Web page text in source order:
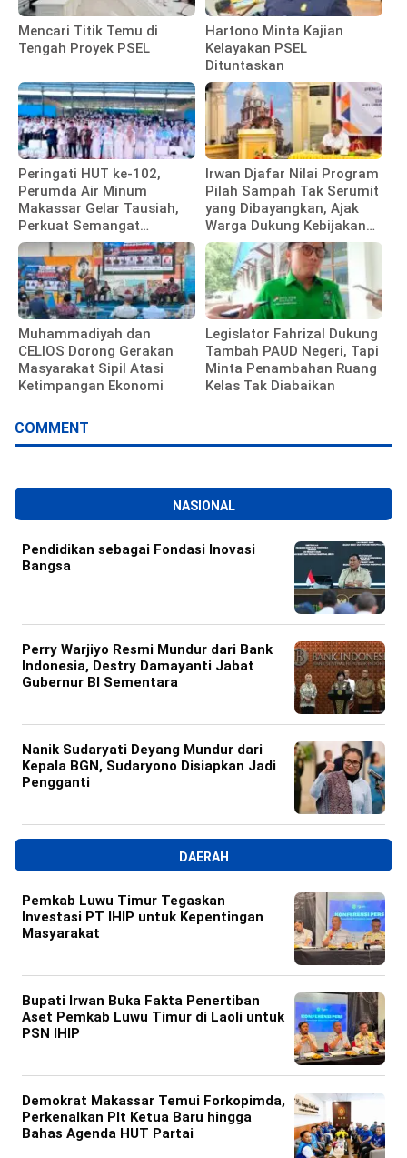
Mencari Titik Temu di
Tengah Proyek PSEL
Hartono Minta Kajian
Kelayakan PSEL
Dituntaskan
Peringati HUT ke-102,
Perumda Air Minum
Makassar Gelar Tausiah,
Perkuat Semangat
Pengabdian Pegawai
Irwan Djafar Nilai Program
Pilah Sampah Tak Serumit
yang Dibayangkan, Ajak
Warga Dukung Kebijakan
Pemkot
Muhammadiyah dan
CELIOS Dorong Gerakan
Masyarakat Sipil Atasi
Ketimpangan Ekonomi
Legislator Fahrizal Dukung
Tambah PAUD Negeri, Tapi
Minta Penambahan Ruang
Kelas Tak Diabaikan
COMMENT
NASIONAL
Pendidikan sebagai Fondasi Inovasi
Bangsa
Perry Warjiyo Resmi Mundur dari Bank
Indonesia, Destry Damayanti Jabat
Gubernur BI Sementara
Nanik Sudaryati Deyang Mundur dari
Kepala BGN, Sudaryono Disiapkan Jadi
Pengganti
DAERAH
Pemkab Luwu Timur Tegaskan
Investasi PT IHIP untuk Kepentingan
Masyarakat
Bupati Irwan Buka Fakta Penertiban
Aset Pemkab Luwu Timur di Laoli untuk
PSN IHIP
Demokrat Makassar Temui Forkopimda,
Perkenalkan Plt Ketua Baru hingga
Bahas Agenda HUT Partai